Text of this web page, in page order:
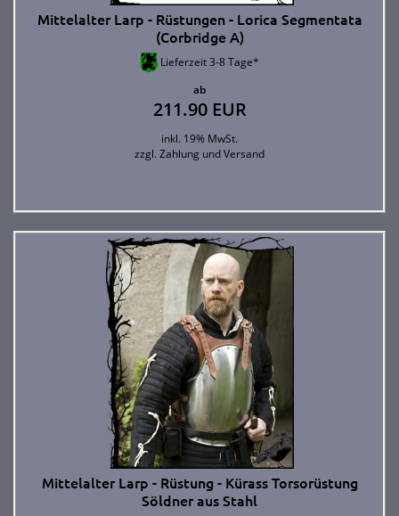
Mittelalter Larp - Rüstungen - Lorica Segmentata
(Corbridge A)
Lieferzeit 3-8 Tage*
ab
211.90 EUR
inkl. 19% MwSt.
zzgl.Zahlung und Versand
Mittelalter Larp - Rüstung - Kürass Torsorüstung
Söldner aus Stahl